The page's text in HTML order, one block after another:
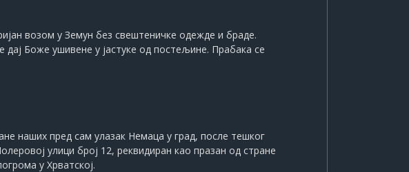
возом у Земун без свештеничке одежде и браде.
Боже ушивене у јастуке од постељине. Прабака се
наших пред сам улазак Немаца у град, после тешког
улици број 12, реквидиран као празан од стране
у Хрватској.